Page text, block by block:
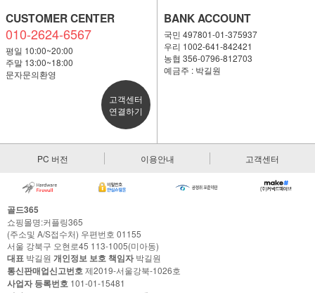
CUSTOMER CENTER
010-2624-6567
평일 10:00~20:00
주말 13:00~18:00
문자문의환영
고객센터
연결하기
BANK ACCOUNT
국민 497801-01-375937
우리 1002-641-842421
농협 356-0796-812703
예금주 : 박길원
PC 버전 이용안내 고객센터
골드365
쇼핑몰명:커플링365
(주소및 A/S접수처) 우편번호 01155
서울 강북구 오현로45 113-1005(미아동)
대표 박길원 개인정보 보호 책임자박길원
통신판매업신고번호제2019-서울강북-1026호
사업자 등록번호 101-01-15481